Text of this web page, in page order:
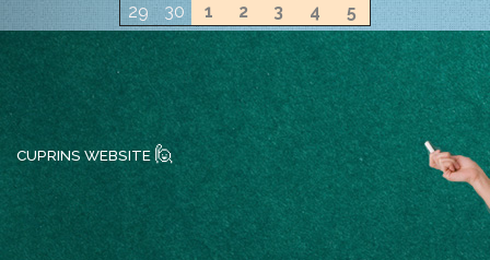
29
30 1 2 3 4 5
CUPRINS WEBSITE 🙋